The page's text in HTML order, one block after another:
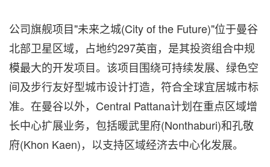
公司旗舰项目"未来之城(City of the Future)"位于曼谷
北部卫星区域，占地约297英亩，是其投资组合中规
模最大的开发项目。该项目围绕可持续发展、绿色空
间及步行友好型城市设计打造，符合全球宜居城市标
准。在曼谷以外，Central Pattana计划在重点区域增
长中心扩展业务，包括暖武里府(Nonthaburi)和孔敬
府(Khon Kaen)，以支持区域经济去中心化发展。